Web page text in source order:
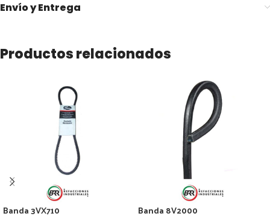
Envío y Entrega
Productos relacionados
Banda 3VX710 Banda 8V2000